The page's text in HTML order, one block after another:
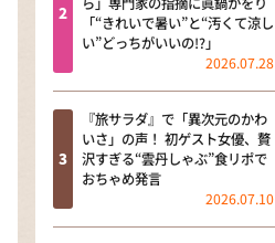
ザキ山小屋本館
ぺこぱのまるスポ
「“きれいで暑い”と“汚くて涼し
い”どっちがいいの!?」
2026.07.28
『旅サラダ』で「異次元のかわ
いさ」の声！ 初ゲスト女優、贅
沢すぎる“雲丹しゃぶ”食リポで
おちゃめ発言
2026.07.10